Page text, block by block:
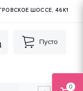
ШОССЕ, 46К1
Пусто
0